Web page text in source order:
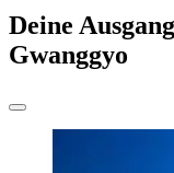
Deine
Gwanggyo